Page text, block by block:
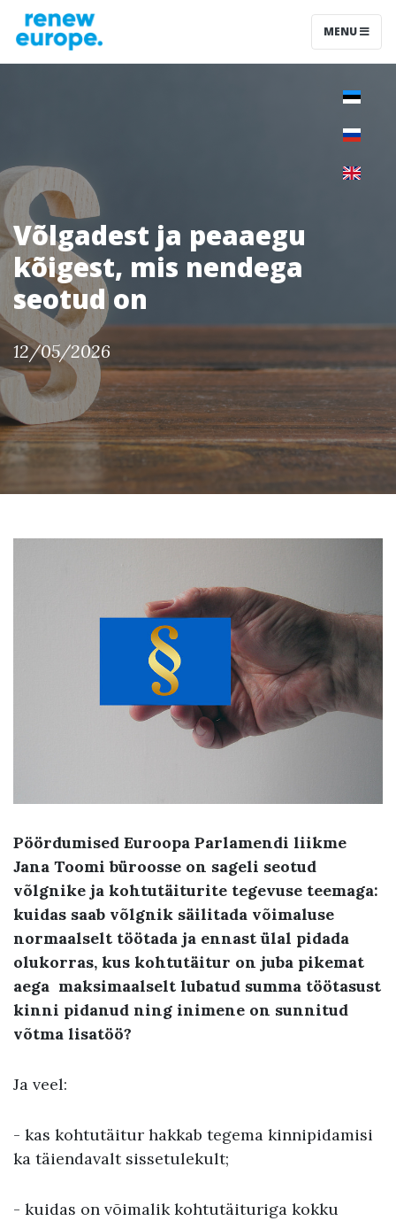
MENU
Võlgadest ja peaaegu
kõigest, mis nendega
seotud on
12/05/2026
Pöördumised Euroopa Parlamendi liikme
Jana Toomi büroosse on sageli seotud
võlgnike ja kohtutäiturite tegevuse teemaga:
kuidas saab võlgnik säilitada võimaluse
normaalselt töötada ja ennast ülal pidada
olukorras, kus kohtutäitur on juba pikemat
aega maksimaalselt lubatud summa töötasust
kinni pidanud ning inimene on sunnitud
võtma lisatöö?
Ja veel:
- kas kohtutäitur hakkab tegema kinnipidamisi
ka täiendavalt sissetulekult;
- kuidas on võimalik kohtutäituriga kokku